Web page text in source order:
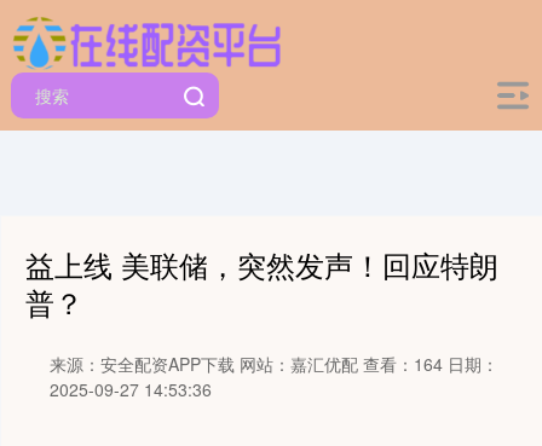
益上线 美联储，突然发声！回应特朗
普？
来源：安全配资APP下载 网站：嘉汇优配 查看：164 日期：
2025-09-27 14:53:36